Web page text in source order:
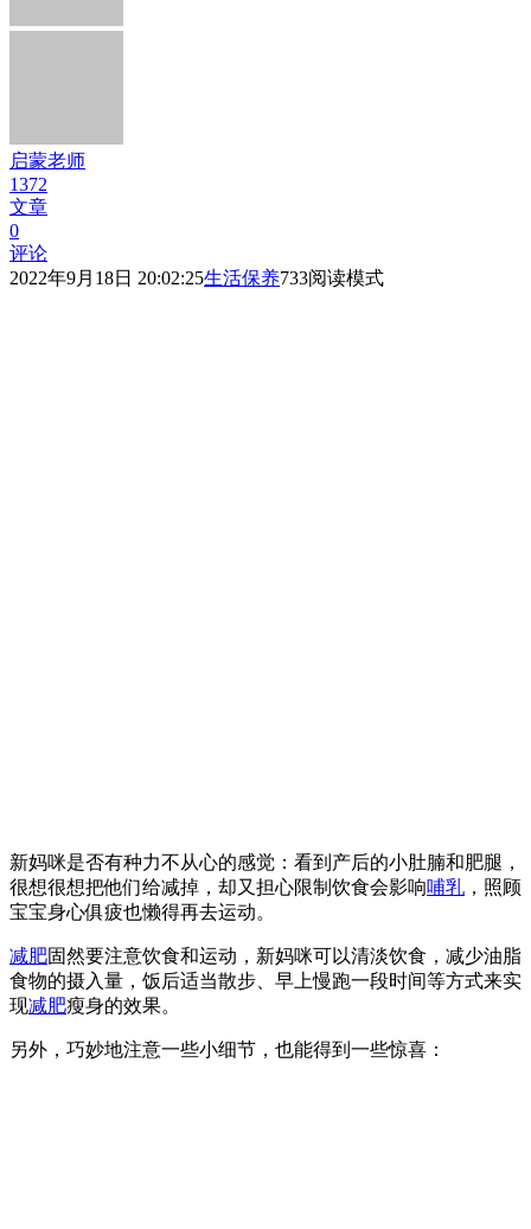
启蒙老师
1372
文章
0
评论
2022年9月18日 20:02:25生活保养733阅读模式
新妈咪是否有种力不从心的感觉：看到产后的小肚腩和肥腿，
很想很想把他们给减掉，却又担心限制饮食会影响哺乳 ，照顾
宝宝身心俱疲也懒得再去运动。
减肥固然要注意饮食和运动，新妈咪可以清淡饮食，减少油脂
食物的摄入量，饭后适当散步、早上慢跑一段时间等方式来实
现减肥瘦身的效果。
另外，巧妙地注意一些小细节，也能得到一些惊喜：